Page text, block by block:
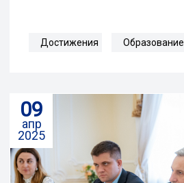
Достижения Образование
09
апр
2025